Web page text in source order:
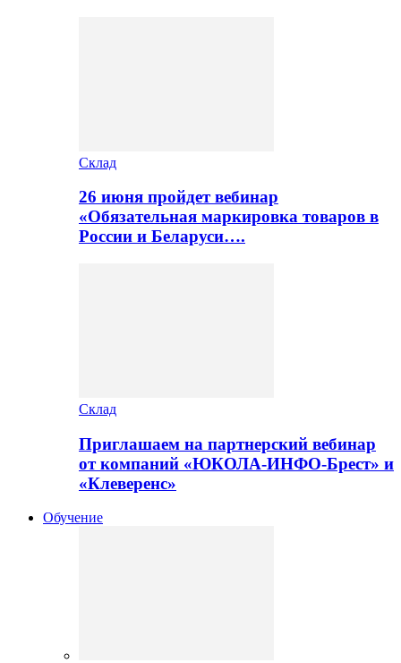
Склад
26 июня пройдет вебинар
«Обязательная маркировка товаров в
России и Беларуси….
Склад
Приглашаем на партнерский вебинар
от компаний «ЮКОЛА-ИНФО-Брест» и
«Клеверенс»
Обучение